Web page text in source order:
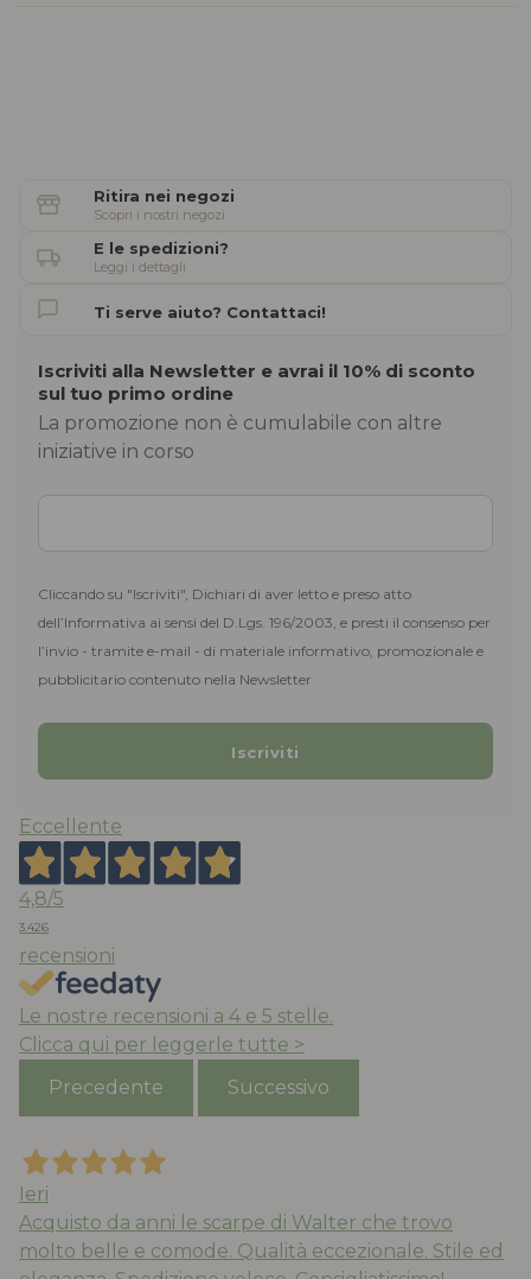
Ritira nei negozi
Scopri i nostri negozi
E le spedizioni?
Leggi i dettagli
Ti serve aiuto? Contattaci!
Iscriviti alla Newsletter e avrai il 10% di sconto
sul tuo primo ordine
La promozione non è cumulabile con altre
iniziative in corso
Cliccando su "Iscriviti", Dichiari di aver letto e preso atto
dell’Informativa ai sensi del D.Lgs. 196/2003, e presti il consenso per
l’invio - tramite e-mail - di materiale informativo, promozionale e
pubblicitario contenuto nella Newsletter
Eccellente
4,8/5
3.426
recensioni
Le nostre recensioni a 4 e 5 stelle.
Clicca qui per leggerle tutte >
Precedente
Successivo
Ieri
Acquisto da anni le scarpe di Walter che trovo
molto belle e comode. Qualità eccezionale. Stile ed